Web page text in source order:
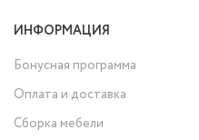
ИНФОРМАЦИЯ
Бонусная программа
Оплата и доставка
Сборка мебели